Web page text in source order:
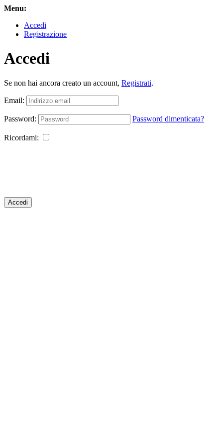
Menu:
Accedi
Registrazione
Accedi
Se non hai ancora creato un account, Registrati.
Email:
Password: Password dimenticata?
Ricordami:
Accedi